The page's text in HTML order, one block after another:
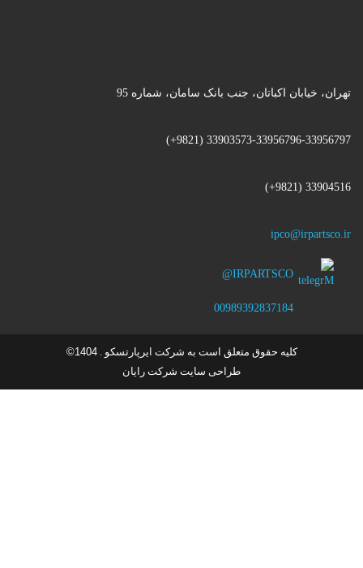
تهران، خیابان اکباتان، جنب بانک سامان، شماره 95
33903573-33956796-33956797 (9821+)
33904516 (9821+)
ipco@irpartsco.ir
IRPARTSCO@
00989392837184
کلیه حقوق متعلق است به شرکت ایرپارتسکو .1404©
طراحی سایت شرکت رایان